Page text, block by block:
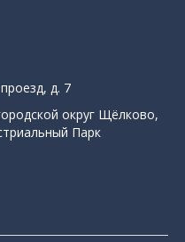
д. 7
округ Щёлково,
Парк